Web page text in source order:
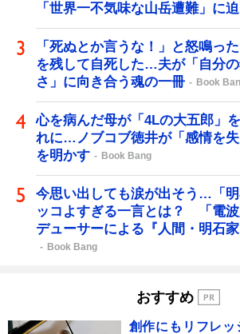
「世界一不気味な山岳遭難」に
「死ぬとか言うな！」と怒鳴っ
を残して自死した…夫が「自分
さ」に向き合う魂の一冊
Book
心を病んだ母が「4Lの大五郎」
れに…ノブコブ徳井が「感情を
を明かす
Book Bang
今思い出しても涙が出そう…「
ッコよすぎる一言とは？ 「電
デューサーによる『人間・明石
Book Bang
おすすめ
創作にもリフレ